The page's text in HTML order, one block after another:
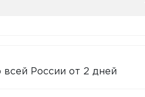
всей России от 2 дней